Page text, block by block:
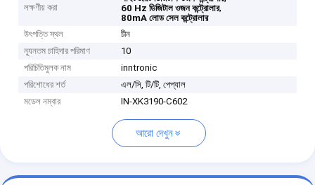
লক্ষণীয় করা
60 Hz ডিজিটাল ওজন কন্ট্রোলার,
80mA লোড সেল কন্ট্রোলার
উৎপত্তি স্থল
চীন
ন্যূনতম চাহিদার পরিমাণ
10
পরিচিতিমুলক নাম
inntronic
পরিশোধের শর্ত
এল/সি, টি/টি, পেপ্যাল
মডেল নম্বার
IN-XK3190-C602
আরো দেখুন